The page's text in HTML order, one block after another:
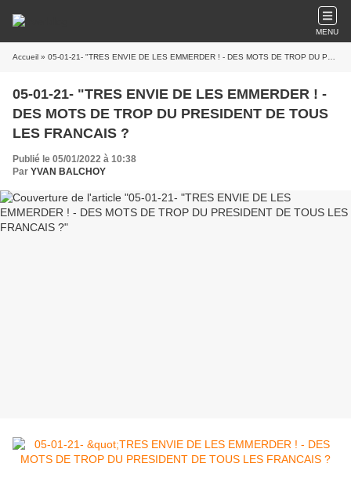
MENU
Accueil » 05-01-21- "TRES ENVIE DE LES EMMERDER ! - DES MOTS DE TROP DU PRESIDENT DE TOUS LES FRANCAIS ?
05-01-21- "TRES ENVIE DE LES EMMERDER ! -
DES MOTS DE TROP DU PRESIDENT DE TOUS
LES FRANCAIS ?
Publié le 05/01/2022 à 10:38
Par YVAN BALCHOY